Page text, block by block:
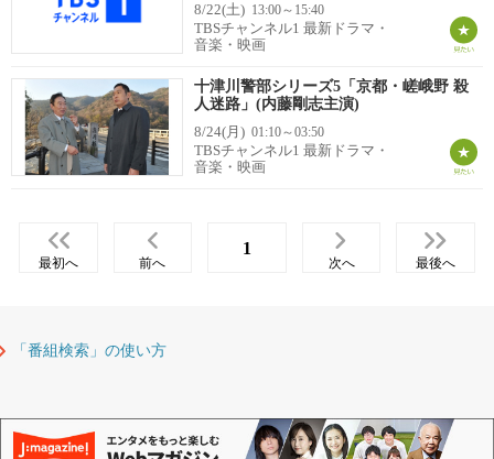
8/22(土) 13:00～15:40
TBSチャンネル1 最新ドラマ・
音楽・映画
十津川警部シリーズ5「京都・嵯峨野 殺
人迷路」(内藤剛志主演)
8/24(月) 01:10～03:50
TBSチャンネル1 最新ドラマ・
音楽・映画
最初へ 前へ
1
次へ 最後へ
「番組検索」の使い方